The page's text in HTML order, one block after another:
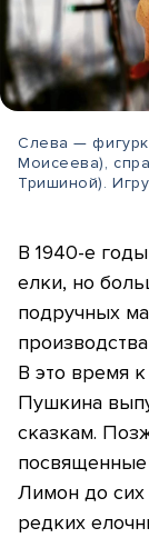
Слева —
Моисеева),
Тришиной).
В 1940-е
елки, но
подручных
В это время
Пушкина
сказкам.
Лимон до сих
редких